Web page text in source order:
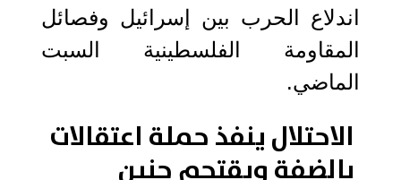
اندلاع الحرب بين إسرائيل وفصائل
المقاومة الفلسطينية السبت
الماضي.
الاحتلال ينفذ حملة اعتقالات
بالضفة ويقتحم جنين